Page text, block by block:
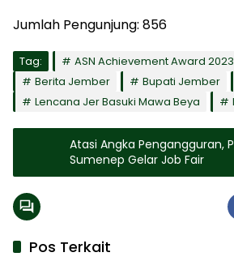
Jumlah Pengunjung: 856
Tag: ASN Achievement Award 2023
Berita Jember
Bupati Jember
Lencana Jer Basuki Mawa Beya
Atasi Angka Pengangguran,
Sumenep Gelar Job Fair
Pos Terkait